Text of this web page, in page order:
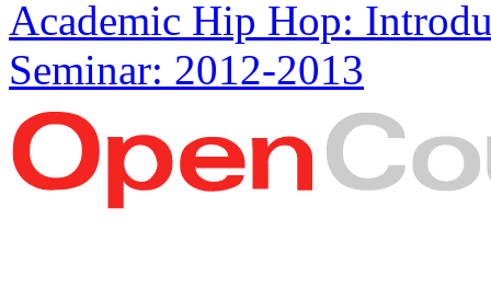
Academic Hip Hop:
Seminar: 2012-2013